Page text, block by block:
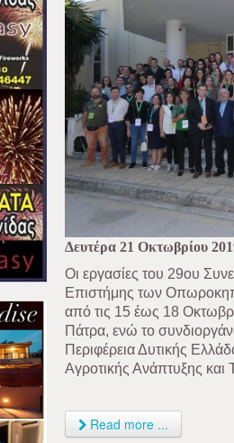
Δευτέρα 21 Οκτωβρίου
Οι εργασίες του 29ου
Επιστήμης των
από τις 15 έως 18
Πάτρα, ενώ το
Περιφέρεια Δυτικής
Αγροτικής Ανάπτυξης και
Read more ...